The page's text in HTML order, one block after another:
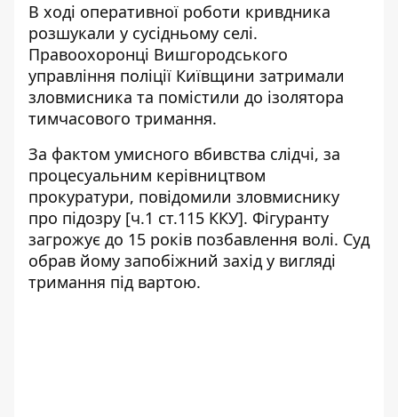
В ході оперативної роботи кривдника
розшукали у сусідньому селі.
Правоохоронці Вишгородського
управління поліції Київщини затримали
зловмисника та помістили до ізолятора
тимчасового тримання.
За фактом умисного вбивства слідчі, за
процесуальним керівництвом
прокуратури, повідомили зловмиснику
про підозру [ч.1 ст.115 ККУ]. Фігуранту
загрожує до 15 років позбавлення волі. Суд
обрав йому запобіжний захід у вигляді
тримання під вартою.